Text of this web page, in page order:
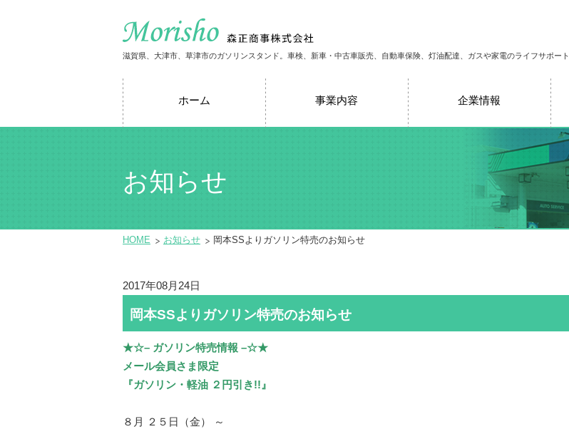
滋賀県、大津市、草津市のガソリンスタンド。車検、新車・中古車販売、自動車保険、灯油配達、ガスや家電のライフサポート
ホーム 事業内容 企業情報
お知らせ
HOME お知らせ 岡本SSよりガソリン特売のお知らせ
2017年08月24日
岡本SSよりガソリン特売のお知らせ
★☆– ガソリン特売情報 –☆★
メール会員さま限定
『ガソリン・軽油 ２円引き!!』
８月 ２５日（金） ～